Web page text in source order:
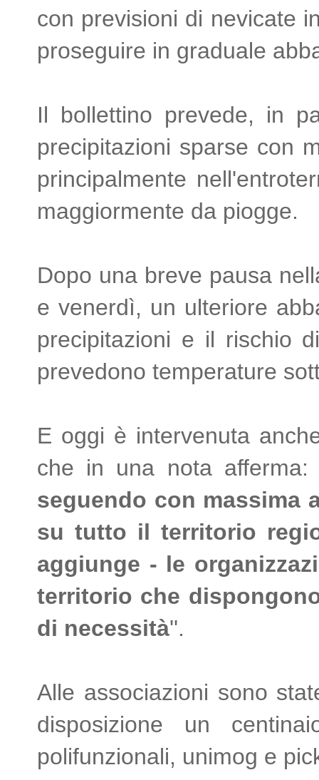
con previsioni di nevicate
proseguire in graduale
Il bollettino prevede, in
precipitazioni sparse con
principalmente
maggiormente da piogge.
Dopo una breve pausa
e venerdì, un ulteriore
precipitazioni e il rischio
prevedono temperature
E oggi è intervenuta
che in una nota afferma:
seguendo con massima
su tutto il territorio
aggiunge - le
territorio che
di necessità''.
Alle associazioni sono
disposizione un
polifunzionali, unimog e